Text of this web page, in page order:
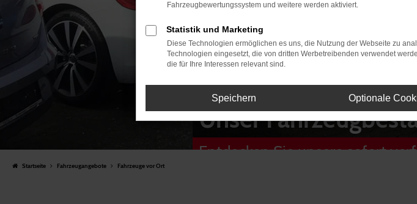
Unser
Entdecken Sie unsere sofort
Startseite Fahrzeugangebote Fahrzeuge vor Ort
Fahrzeugbewertungssystem und weitere werden aktiviert.
Statistik und Marketing
Diese Technologien ermöglichen es uns, die Nutzung der Webseite zu
Technologien eingesetzt, die von dritten Werbetreibenden verwendet
die für Ihre Interessen relevant sind.
Speichern Optionale